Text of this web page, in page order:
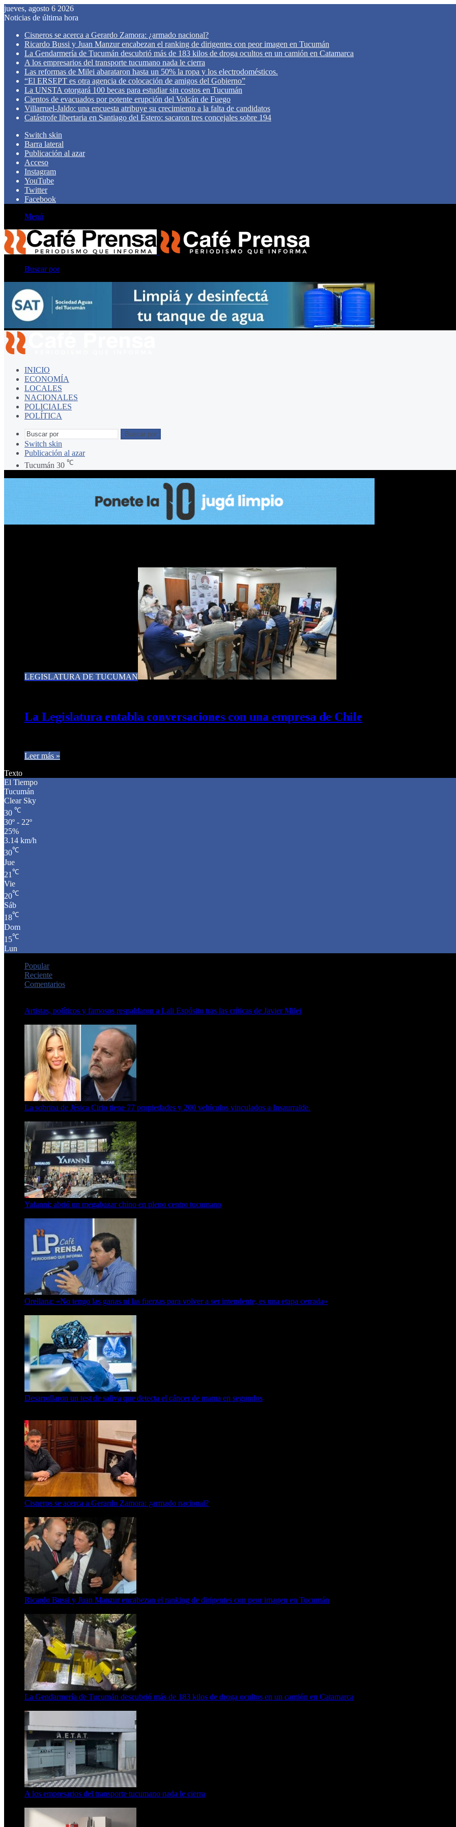
jueves, agosto 6 2026
Noticias de última hora
Cisneros se acerca a Gerardo Zamora: ¿armado nacional?
Ricardo Bussi y Juan Manzur encabezan el ranking de dirigentes con peor imagen en Tucumán
La Gendarmería de Tucumán descubrió más de 183 kilos de droga ocultos en un camión en Catamarca
A los empresarios del transporte tucumano nada le cierra
Las reformas de Milei abarataron hasta un 50% la ropa y los electrodomésticos.
“El ERSEPT es otra agencia de colocación de amigos del Gobierno”
La UNSTA otorgará 100 becas para estudiar sin costos en Tucumán
Cientos de evacuados por potente erupción del Volcán de Fuego
Villarruel-Jaldo: una encuesta atribuye su crecimiento a la falta de candidatos
Catástrofe libertaria en Santiago del Estero: sacaron tres concejales sobre 194
Switch skin
Barra lateral
Publicación al azar
Acceso
Instagram
YouTube
Twitter
Facebook
Menú
Buscar por
INICIO
ECONOMÍA
LOCALES
NACIONALES
POLICIALES
POLÍTICA
Buscar por
Switch skin
Publicación al azar
Tucumán 30 ℃
LEGISLATURA DE TUCUMAN
La Legislatura entabla conversaciones con una empresa de Chile
Leer más »
Texto
El Tiempo
Tucumán
Clear Sky
30 ℃
30º - 22º
25%
3.14 km/h
30℃
Jue
21 ℃
Vie
20℃
Sáb
18℃
Dom
15℃
Lun
Popular
Reciente
Comentarios
Artistas, políticos y famosos respaldaron a Lali Espósito tras las críticas de Javier Milei
La sobrina de Jésica Cirio tiene 77 propiedades y 200 vehículos vinculados a Insaurralde.
Yafanni: abrió un megabazar chino en pleno centro tucumano
Orellana: «No tengo las ganas ni las fuerzas para volver a ser intendente, es una etapa cerrada»
Desarrollaron un test de saliva que detecta el cáncer de mama en segundos
Cisneros se acerca a Gerardo Zamora: ¿armado nacional?
Ricardo Bussi y Juan Manzur encabezan el ranking de dirigentes con peor imagen en Tucumán
La Gendarmería de Tucumán descubrió más de 183 kilos de droga ocultos en un camión en Catamarca
A los empresarios del transporte tucumano nada le cierra